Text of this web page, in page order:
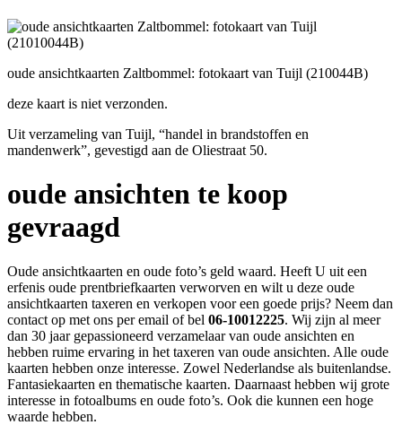
oude ansichtkaarten Zaltbommel: fotokaart van Tuijl (210044B)
deze kaart is niet verzonden.
Uit verzameling van Tuijl, “handel in brandstoffen en
mandenwerk”, gevestigd aan de Oliestraat 50.
oude ansichten te koop
gevraagd
Oude ansichtkaarten en oude foto’s geld waard. Heeft U uit een
erfenis oude prentbriefkaarten verworven en wilt u deze oude
ansichtkaarten taxeren en verkopen voor een goede prijs? Neem dan
contact op met ons per email of bel 06-10012225. Wij zijn al meer
dan 30 jaar gepassioneerd verzamelaar van oude ansichten en
hebben ruime ervaring in het taxeren van oude ansichten. Alle oude
kaarten hebben onze interesse. Zowel Nederlandse als buitenlandse.
Fantasiekaarten en thematische kaarten. Daarnaast hebben wij grote
interesse in fotoalbums en oude foto’s. Ook die kunnen een hoge
waarde hebben.